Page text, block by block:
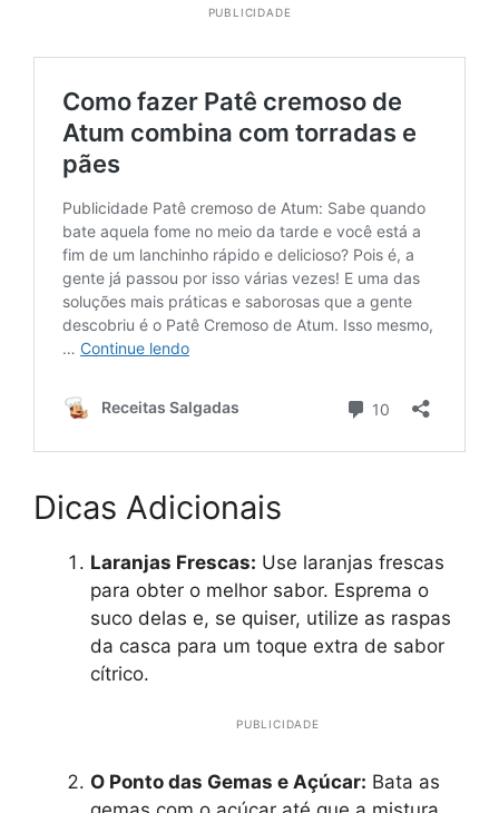
PUBLICIDADE
Dicas Adicionais
Laranjas Frescas: Use laranjas frescas
para obter o melhor sabor. Esprema o
suco delas e, se quiser, utilize as raspas
da casca para um toque extra de sabor
cítrico.
PUBLICIDADE
O Ponto das Gemas e Açúcar: Bata as